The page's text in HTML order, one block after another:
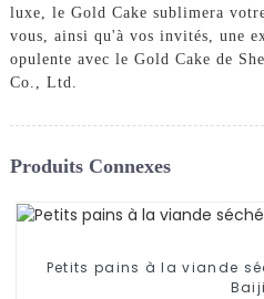
luxe, le Gold Cake sublimera
vous, ainsi qu'à vos invités, une
opulente avec le Gold Cake de
Co., Ltd.
Produits Connexes
Petits pains à la viande
Baiji